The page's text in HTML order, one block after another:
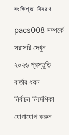
সংক্ষিপ্ত বিবরণ
pacs008 সম্পর্কে
সরাসরি দেখুন
২০২৬ প্রস্তুতি
বার্তার ধরন
নির্বাচন নির্দেশিকা
যোগাযোগ করুন